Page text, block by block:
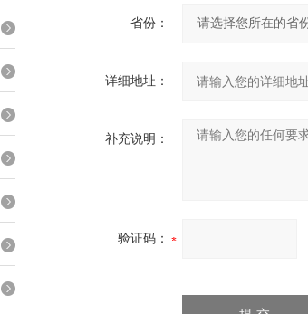
省份：
详细地址：
补充说明：
验证码：